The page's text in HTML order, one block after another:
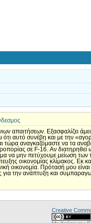
απαιτήσεων. Εξασφαλίζει
αυτό συνέβη και με την
τώρα αναγκαζόμαστε να τα
σε F-16. Αν διατηρηθεί
να μην πετύχουμε μείωση των
οικονομίας κλίμακος. Εκ
οικονομία. Πρότασή μου
για την ανάπτυξη και
Creative